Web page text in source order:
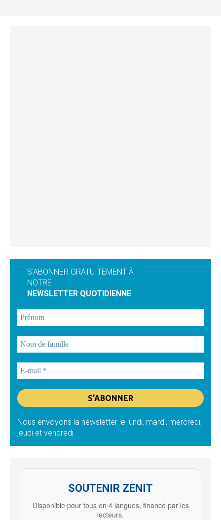
S'ABONNER GRATUITEMENT À
NOTRE
NEWSLETTER QUOTIDIENNE
Nous envoyons la newsletter le lundi, mardi, mercredi,
jeudi et vendredi
SOUTENIR ZENIT
Disponible pour tous en 4 langues, financé par les
lecteurs.